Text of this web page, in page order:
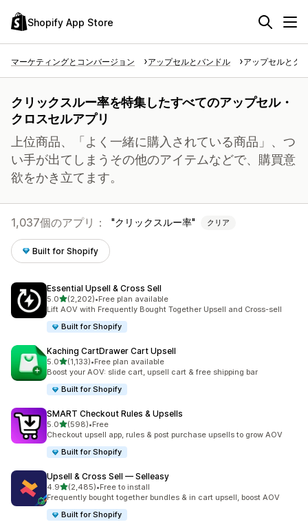
Shopify App Store
マーケティングとコンバージョン アップセルとバンドル アップセルとク
クリックスルー率を特集したすべてのアップセル・
クロスセルアプリ
上位商品、「よく一緒に購入されている商品」、つ
い手が出てしまうその他のアイテムなどで、購買意
欲をかき立てます。
1,037個のアプリ： クリックスルー率 クリア
Built for Shopify
Essential Upsell & Cross Sell
5.05つ星中
(2,202)
合計レビュー数：2202件
•Free plan available
Lift AOV with Frequently Bought Together Upsell and Cross-sell
Built for Shopify
Kaching CartDrawer Cart Upsell
5.05つ星中
(1,133)
合計レビュー数：1133件
•Free plan available
Boost your AOV: slide cart, upsell cart & free shipping bar
Built for Shopify
SMART Checkout Rules & Upsells
5.05つ星中
(598)
合計レビュー数：598件
•Free
Checkout upsell app, rules & post purchase upsells to grow AOV
Built for Shopify
Upsell & Cross Sell — Selleasy
4.95つ星中
(2,485)
合計レビュー数：2485件
•Free to install
Frequently bought together bundles & in cart upsell, boost AOV
Built for Shopify